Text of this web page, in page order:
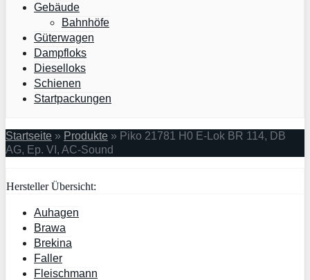
Gebäude
Bahnhöfe
Güterwagen
Dampfloks
Dieselloks
Schienen
Startpackungen
Startseite » Produkte » Piko 21781 H0 E-Lok BR 114, DB
AG, Ep. VI, AC-Sound
Hersteller Übersicht:
Auhagen
Brawa
Brekina
Faller
Fleischmann